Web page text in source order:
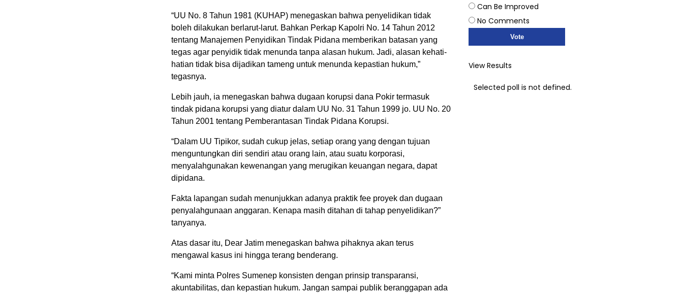
“UU No. 8 Tahun 1981 (KUHAP) menegaskan bahwa penyelidikan tidak
boleh dilakukan berlarut-larut. Bahkan Perkap Kapolri No. 14 Tahun 2012
tentang Manajemen Penyidikan Tindak Pidana memberikan batasan yang
tegas agar penyidik tidak menunda tanpa alasan hukum. Jadi, alasan kehati-
hatian tidak bisa dijadikan tameng untuk menunda kepastian hukum,”
tegasnya.
Lebih jauh, ia menegaskan bahwa dugaan korupsi dana Pokir termasuk
tindak pidana korupsi yang diatur dalam UU No. 31 Tahun 1999 jo. UU No. 20
Tahun 2001 tentang Pemberantasan Tindak Pidana Korupsi.
“Dalam UU Tipikor, sudah cukup jelas, setiap orang yang dengan tujuan
menguntungkan diri sendiri atau orang lain, atau suatu korporasi,
menyalahgunakan kewenangan yang merugikan keuangan negara, dapat
dipidana.
Fakta lapangan sudah menunjukkan adanya praktik fee proyek dan dugaan
penyalahgunaan anggaran. Kenapa masih ditahan di tahap penyelidikan?”
tanyanya.
Atas dasar itu, Dear Jatim menegaskan bahwa pihaknya akan terus
mengawal kasus ini hingga terang benderang.
“Kami minta Polres Sumenep konsisten dengan prinsip transparansi,
akuntabilitas, dan kepastian hukum. Jangan sampai publik beranggapan ada
Can Be Improved
No Comments
View Results
Selected poll is not defined.